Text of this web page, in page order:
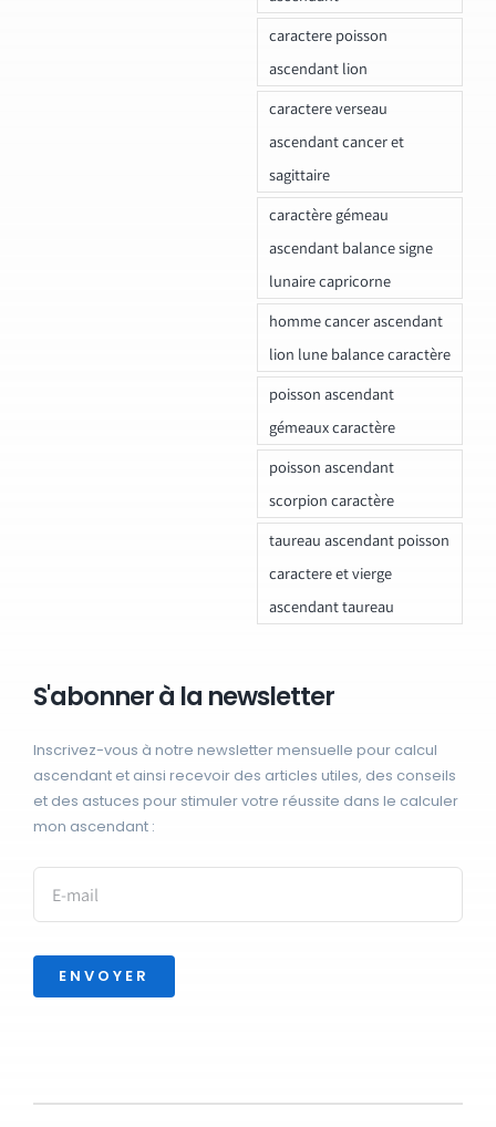
caractere poisson
ascendant lion
caractere verseau
ascendant cancer et
sagittaire
caractère gémeau
ascendant balance signe
lunaire capricorne
homme cancer ascendant
lion lune balance caractère
poisson ascendant
gémeaux caractère
poisson ascendant
scorpion caractère
taureau ascendant poisson
caractere et vierge
ascendant taureau
S'abonner à la newsletter
Inscrivez-vous à notre newsletter mensuelle pour calcul
ascendant et ainsi recevoir des articles utiles, des conseils
et des astuces pour stimuler votre réussite dans le calculer
mon ascendant :
ENVOYER